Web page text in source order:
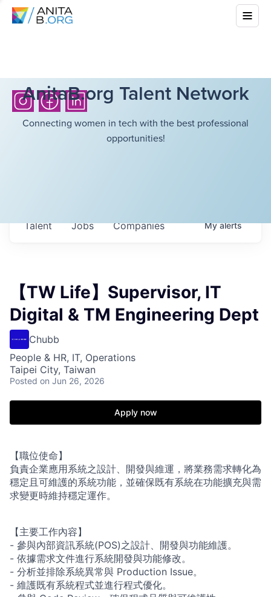
AnitaB.org Talent Network
Connecting women in tech with the best professional
opportunities!
Jobs Companies
Talent Myalerts
【TW Life】Supervisor, IT
Digital & TM Engineering Dept
Chubb
People & HR, IT, Operations
Taipei City, Taiwan
Posted on Jun 26, 2026
Apply now
【職位使命】
負責企業應用系統之設計、開發與維運，將業務需求轉化為
穩定且可維護的系統功能，並確保既有系統在功能擴充與需
求變更時維持穩定運作。
【主要工作內容】
- 參與內部資訊系統(POS)之設計、開發與功能維護。
- 依據需求文件進行系統開發與功能修改。
- 分析並排除系統異常與 Production Issue。
- 維護既有系統程式並進行程式優化。